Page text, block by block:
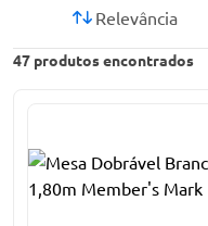
47 produtos encontrados
Relevância